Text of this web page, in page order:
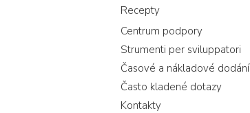
Recepty
Centrum podpory
Strumenti per sviluppatori
Časové a nákladové dodání
Často kladené dotazy
Kontakty